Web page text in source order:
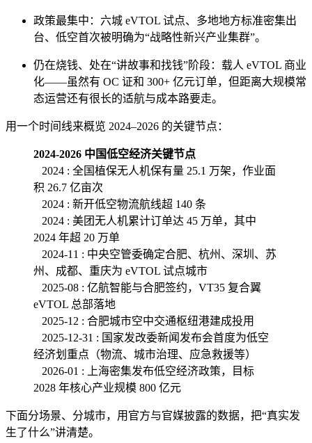
政策最集中：六城 eVTOL 试点、多地地方标准密集出
台、低空首次被明确为“战略性新兴产业集群”。
仍在烧钱、处在“讲故事和找钱”阶段：载人 eVTOL 商业
化——虽然有 OC 证和 300+ 亿元订单，但距离大规模常
态运营还有很长的适航与成本路要走。
用一个时间线来概览 2024–2026 的关键节点：
2024-2026 中国低空经济关键节点
2024 : 全国植保无人机保有量 25.1 万架，作业面
积 26.7 亿亩次
2024 : 新开低空物流航线超 140 条
2024 : 美团无人机累计订单达 45 万单，其中
2024 年超 20 万单
2024-11 : 中央空管委确定合肥、杭州、深圳、苏
州、成都、重庆为 eVTOL 试点城市
2025-08 : 亿航智能与合肥签约，VT35 复合翼
eVTOL 总部落地
2025-12 : 合肥城市空中交通枢纽港建成投用
2025-12-31 : 国家发改委新闻发布会首度为低空
经济划重点（物流、城市治理、应急救援等）
2026-01 : 上海密集发布低空经济政策，目标
2028 年核心产业规模 800 亿元
下面分场景、分城市，用官方与官媒披露的数据，把“真实发
生了什么”讲清楚。